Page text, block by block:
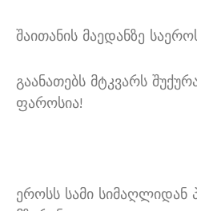
შაითანის მაედანზე
გაანათებს მტკვარს
ფაროსია!
ეროსს სამი სიმაღლიდან